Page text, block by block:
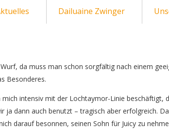
Dailuaine Zwinger
Wurf, da muss man schon sorgfältig nach einem
Besonderes.
intensiv mit der Lochtaymor-Linie
ja dann auch benutzt – tragisch aber erfolgreich.
darauf besonnen, seinen Sohn für Juicy zu